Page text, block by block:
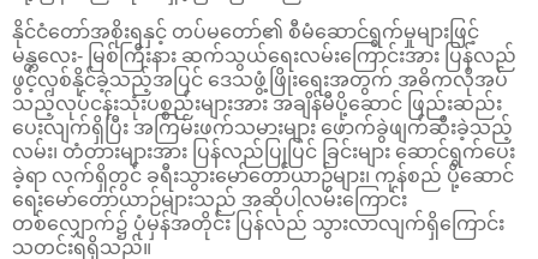
နိုင်ငံတော်အစိုးရနှင့် တပ်မတော်၏ စီမံဆောင်ရွက်မှုများဖြင့်
မန္တလေး- မြစ်ကြီးနား ဆက်သွယ်ရေးလမ်းကြောင်းအား ပြန်လည်
ဖွင့်လှစ်နိုင်ခဲ့သည့်အပြင် ဒေသဖွံ့ဖြိုးရေးအတွက် အဓိကလိုအပ်
သည့်လုပ်ငန်းသုံးပစ္စည်းများအား အချိန်မီပို့ဆောင် ဖြည်းဆည်း
ပေးလျက်ရှိပြီး အကြမ်းဖက်သမားများ ဖောက်ခွဲဖျက်ဆီးခဲ့သည့်
လမ်း၊ တံတားများအား ပြန်လည်ပြုပြင် ခြင်းများ ဆောင်ရွက်ပေး
ခဲ့ရာ လက်ရှိတွင် ခရီးသွားမော်တော်ယာဉ်များ၊ ကုန်စည် ပို့ဆောင်
ရေးမော်တော်ယာဉ်များသည် အဆိုပါလမ်းကြောင်း
တစ်လျှောက်၌ ပုံမှန်အတိုင်း ပြန်လည် သွားလာလျက်ရှိကြောင်း
သတင်းရရှိသည်။